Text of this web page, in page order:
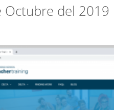
Octubre del 2019